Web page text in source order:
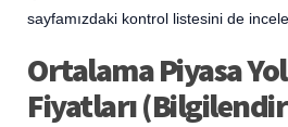
sayfamızdaki kontrol listesini de
Ortalama Piyasa
Fiyatları